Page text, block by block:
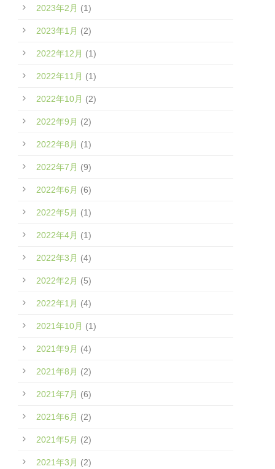
2023年2月 (1)
2023年1月 (2)
2022年12月 (1)
2022年11月 (1)
2022年10月 (2)
2022年9月 (2)
2022年8月 (1)
2022年7月 (9)
2022年6月 (6)
2022年5月 (1)
2022年4月 (1)
2022年3月 (4)
2022年2月 (5)
2022年1月 (4)
2021年10月 (1)
2021年9月 (4)
2021年8月 (2)
2021年7月 (6)
2021年6月 (2)
2021年5月 (2)
2021年3月 (2)